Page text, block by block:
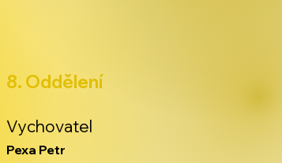
8. Oddělení
Vychovatel
Pexa Petr